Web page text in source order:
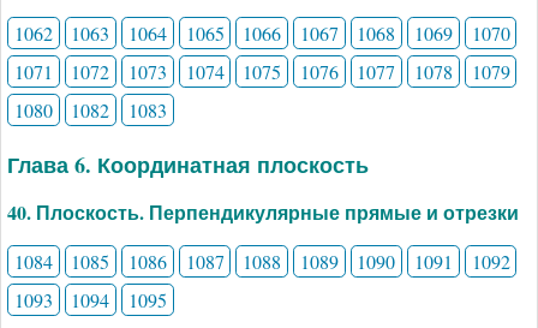
1062 1063 1064 1065 1066 1067 1068 1069
1070
1071
1072 1073 1074 1075 1076 1077 1078
1079
1080
1082 1083
Глава 6. Координатная плоскость
40. Плоскость. Перпендикулярные прямые и отрезки
1084 1085 1086 1087 1088 1089 1090 1091
1092
1093
1094 1095